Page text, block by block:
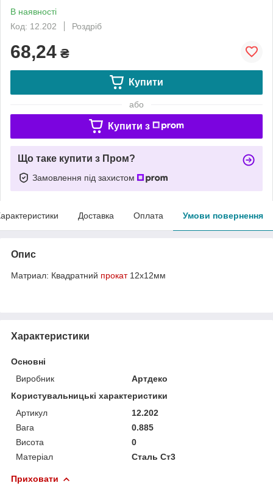
В наявності
Код: 12.202
Роздріб
68,24 ₴
Купити
або
Купити з
Що таке купити з Пром?
Замовлення під захистом
Доставка Оплата Умови повернення
Опис
Матриал: Квадратний прокат12х12мм
Характеристики
Основні
Виробник
Артдеко
Користувальницькі характеристики
Артикул
12.202
Вага
0.885
Висота
0
Матеріал
Сталь Ст3
Приховати